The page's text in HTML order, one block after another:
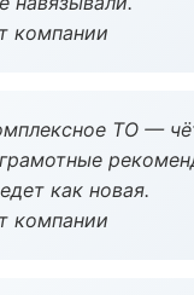
компании
ТО —
как новая.
компании